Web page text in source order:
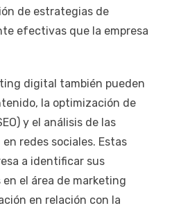
de estrategias de
efectivas que la empresa
digital también pueden
la optimización de
y el análisis de las
redes sociales. Estas
a identificar sus
el área de marketing
en relación con la